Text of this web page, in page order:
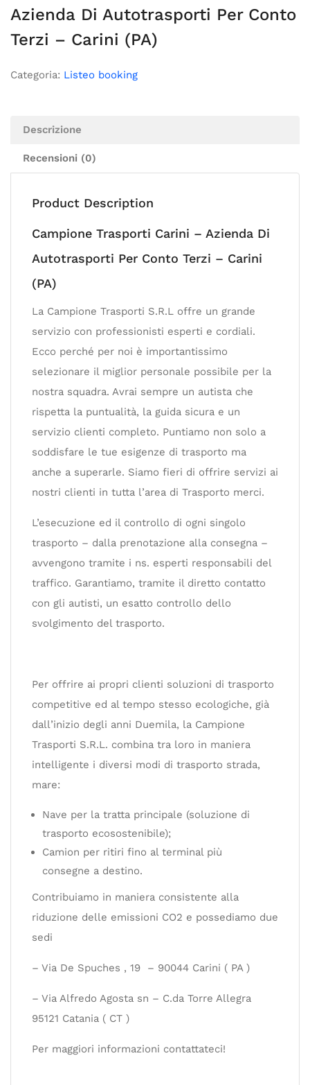
Azienda Di Autotrasporti Per Conto
Terzi – Carini (PA)
Categoria: Listeo booking
Descrizione
Recensioni (0)
Product Description
Campione Trasporti Carini – Azienda Di
Autotrasporti Per Conto Terzi – Carini
(PA)
La Campione Trasporti S.R.L offre un grande
servizio con professionisti esperti e cordiali.
Ecco perché per noi è importantissimo
selezionare il miglior personale possibile per la
nostra squadra. Avrai sempre un autista che
rispetta la puntualità, la guida sicura e un
servizio clienti completo. Puntiamo non solo a
soddisfare le tue esigenze di trasporto ma
anche a superarle. Siamo fieri di offrire servizi ai
nostri clienti in tutta l’area di Trasporto merci.
L’esecuzione ed il controllo di ogni singolo
trasporto – dalla prenotazione alla consegna –
avvengono tramite i ns. esperti responsabili del
traffico. Garantiamo, tramite il diretto contatto
con gli autisti, un esatto controllo dello
svolgimento del trasporto.
Per offrire ai propri clienti soluzioni di trasporto
competitive ed al tempo stesso ecologiche, già
dall’inizio degli anni Duemila, la Campione
Trasporti S.R.L. combina tra loro in maniera
intelligente i diversi modi di trasporto strada,
mare:
Nave per la tratta principale (soluzione di
trasporto ecosostenibile);
Camion per ritiri fino al terminal più
consegne a destino.
Contribuiamo in maniera consistente alla
riduzione delle emissioni CO2 e possediamo due
sedi
– Via De Spuches , 19 – 90044 Carini ( PA )
– Via Alfredo Agosta sn – C.da Torre Allegra
95121 Catania ( CT )
Per maggiori informazioni contattateci!